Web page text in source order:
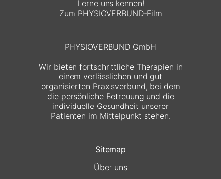
Lerne uns kennen!
Zum PHYSIOVERBUND-Film
PHYSIOVERBUND GmbH
Wir bieten fortschrittliche Therapien in
einem verlässlichen und gut
organisierten Praxisverbund, bei dem
die persönliche Betreuung und die
individuelle Gesundheit unserer
Patienten im Mittelpunkt stehen.
Sitemap
Über uns